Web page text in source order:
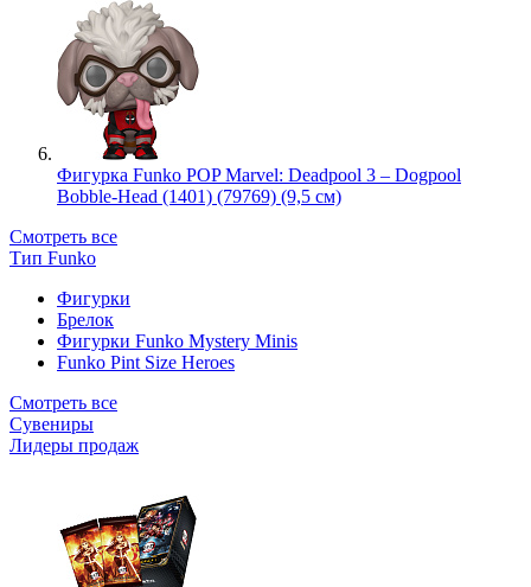
Фигурка Funko POP Marvel: Deadpool 3 – Dogpool
Bobble-Head (1401) (79769) (9,5 см)
Смотреть все
Тип Funko
Фигурки
Брелок
Фигурки Funko Mystery Minis
Funko Pint Size Heroes
Смотреть все
Сувениры
Лидеры продаж